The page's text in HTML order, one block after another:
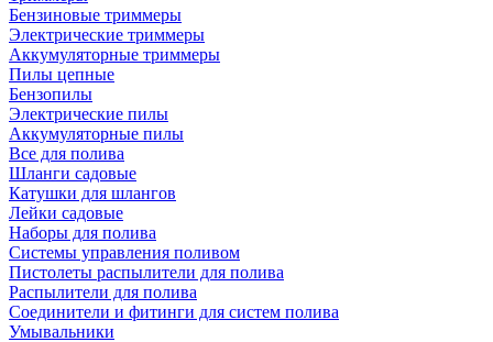
Бензиновые триммеры
Электрические триммеры
Аккумуляторные триммеры
Пилы цепные
Бензопилы
Электрические пилы
Аккумуляторные пилы
Все для полива
Шланги садовые
Катушки для шлангов
Лейки садовые
Наборы для полива
Системы управления поливом
Пистолеты распылители для полива
Распылители для полива
Соединители и фитинги для систем полива
Умывальники